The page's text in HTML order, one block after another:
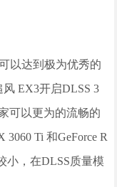
以达到极为优秀的
风 EX3开启DLSS 3
可以更为的流畅的
Ti 和GeForce R
小，在DLSS质量模